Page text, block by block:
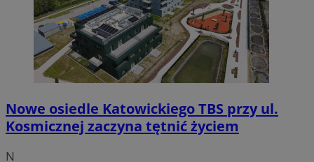
Nowe osiedle Katowickiego TBS przy ul.
Kosmicznej zaczyna tętnić życiem
N